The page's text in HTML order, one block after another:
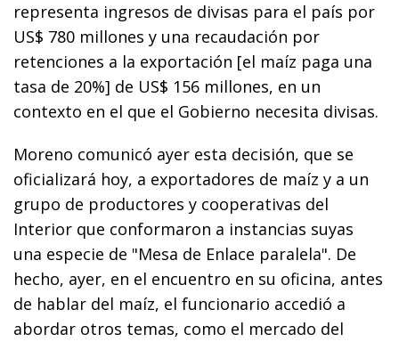
representa ingresos de divisas para el país por
US$ 780 millones y una recaudación por
retenciones a la exportación [el maíz paga una
tasa de 20%] de US$ 156 millones, en un
contexto en el que el Gobierno necesita divisas.
Moreno comunicó ayer esta decisión, que se
oficializará hoy, a exportadores de maíz y a un
grupo de productores y cooperativas del
Interior que conformaron a instancias suyas
una especie de "Mesa de Enlace paralela". De
hecho, ayer, en el encuentro en su oficina, antes
de hablar del maíz, el funcionario accedió a
abordar otros temas, como el mercado del